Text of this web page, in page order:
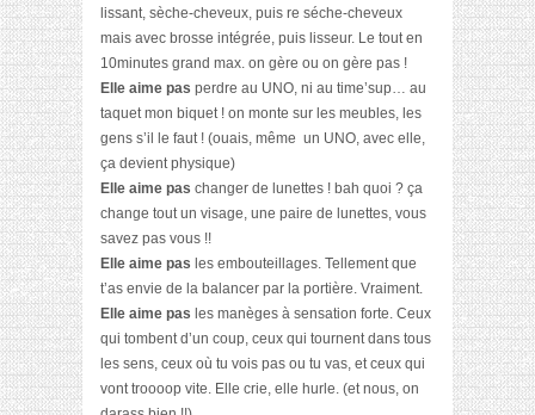
lissant, sèche-cheveux, puis re séche-cheveux
mais avec brosse intégrée, puis lisseur. Le tout en
10minutes grand max. on gère ou on gère pas !
Elle aime pas perdre au UNO, ni au time’sup… au
taquet mon biquet ! on monte sur les meubles, les
gens s’il le faut ! (ouais, même un UNO, avec elle,
ça devient physique)
Elle aime pas changer de lunettes ! bah quoi ? ça
change tout un visage, une paire de lunettes, vous
savez pas vous !!
Elle aime pas les embouteillages. Tellement que
t’as envie de la balancer par la portière. Vraiment.
Elle aime pas les manèges à sensation forte. Ceux
qui tombent d’un coup, ceux qui tournent dans tous
les sens, ceux où tu vois pas ou tu vas, et ceux qui
vont troooop vite. Elle crie, elle hurle. (et nous, on